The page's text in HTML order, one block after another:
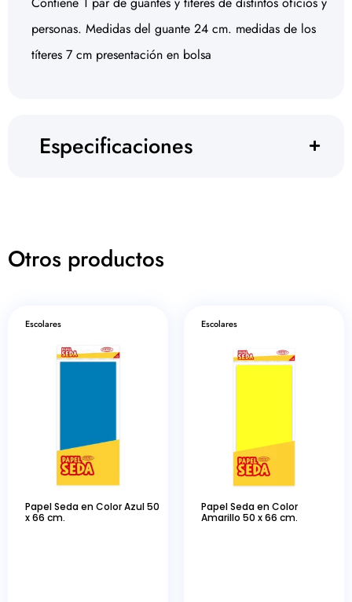
personas. Medidas del guante 24 cm. medidas de los
títeres 7 cm presentación en bolsa
Especificaciones
Otros productos
Escolares
Papel Seda en Color Azul 50
x 66 cm.
Escolares
Papel Seda en Color
Amarillo 50 x 66 cm.